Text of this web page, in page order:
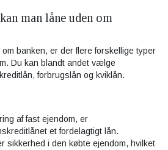
man låne uden om
banken, er der flere forskellige typer
Du kan blandt andet vælge
forbrugslån og kviklån.
af fast ejendom, er
et fordelagtigt lån.
sikkerhed i den købte ejendom, hvilket